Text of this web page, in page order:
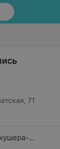
71